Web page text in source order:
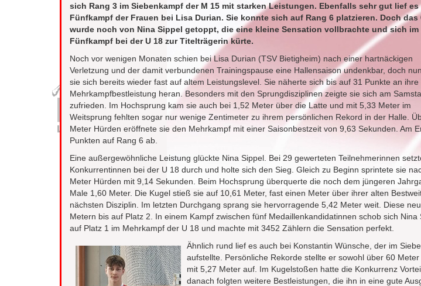
sich Rang 3 im Siebenkampf der M 15 mit starken Leistungen. Ebenfalls sehr gut lief es
Fünfkampf der Frauen bei Lisa Durian. Sie konnte sich auf Rang 6 platzieren. Doch das
wurde noch von Nina Sippel getoppt, die eine kleine Sensation vollbrachte und sich im
Fünfkampf bei der U 18 zur Titelträgerin kürte.
Noch vor wenigen Monaten schien bei Lisa Durian (TSV Bietigheim) nach einer hartnäckigen
Verletzung und der damit verbundenen Trainingspause eine Hallensaison undenkbar, doch
sie sich bereits wieder fast auf altem Leistungslevel. Sie näherte sich bis auf 31 Punkte an ihre
Mehrkampfbestleistung heran. Besonders mit den Sprungdisziplinen zeigte sie sich am
zufrieden. Im Hochsprung kam sie auch bei 1,52 Meter über die Latte und mit 5,33 Meter im
Weitsprung fehlten sogar nur wenige Zentimeter zu ihrem persönlichen Rekord in der Halle.
Meter Hürden eröffnete sie den Mehrkampf mit einer Saisonbestzeit von 9,63 Sekunden. Am
Punkten auf Rang 6 ab.
Eine außergewöhnliche Leistung glückte Nina Sippel. Bei 29 gewerteten Teilnehmerinnen
Konkurrentinnen bei der U 18 durch und holte sich den Sieg. Gleich zu Beginn sprintete sie
Meter Hürden mit 9,14 Sekunden. Beim Hochsprung überquerte die noch dem jüngeren
Male 1,60 Meter. Die Kugel stieß sie auf 10,61 Meter, fast einen Meter über ihrer alten
nächsten Disziplin. Im letzten Durchgang sprang sie hervorragende 5,42 Meter weit. Diese
Metern bis auf Platz 2. In einem Kampf zwischen fünf Medaillenkandidatinnen schob sich
auf Platz 1 im Mehrkampf der U 18 und machte mit 3452 Zählern die Sensation perfekt.
Ähnlich rund lief es auch bei Konstantin Wünsche, der im
aufstellte. Persönliche Rekorde stellte er sowohl über 60
mit 5,27 Meter auf. Im Kugelstoßen hatte die Konkurrenz
danach folgten weitere Bestleistungen, die ihn in eine gute